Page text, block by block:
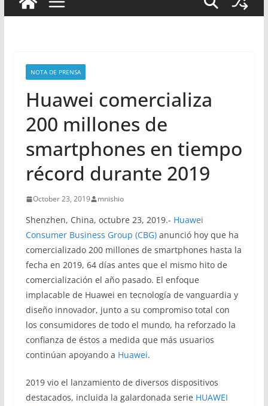
NOTA DE PRENSA
Huawei comercializa
200 millones de
smartphones en tiempo
récord durante 2019
October 23, 2019 mnishio
Shenzhen, China, octubre 23, 2019.- Huawei
Consumer Business Group (CBG)anunció hoy que ha
comercializado 200 millones de smartphones hasta la
fecha en 2019, 64 días antes que el mismo hito de
comercialización el año pasado. El enfoque
implacable de Huawei en tecnología de vanguardia y
diseño innovador, junto a su compromiso total con
los consumidores de todo el mundo, ha reforzado la
confianza de éstos a medida que más usuarios
continúan apoyando a Huawei.
2019 vio el lanzamiento de diversos dispositivos
destacados, incluida la galardonada serie HUAWEI